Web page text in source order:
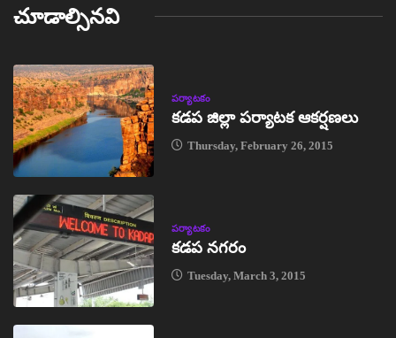
చూడాల్సినవి
పర్యాటకం
కడప జిల్లా పర్యాటక ఆకర్షణలు
Thursday, February 26, 2015
పర్యాటకం
కడప నగరం
Tuesday, March 3, 2015